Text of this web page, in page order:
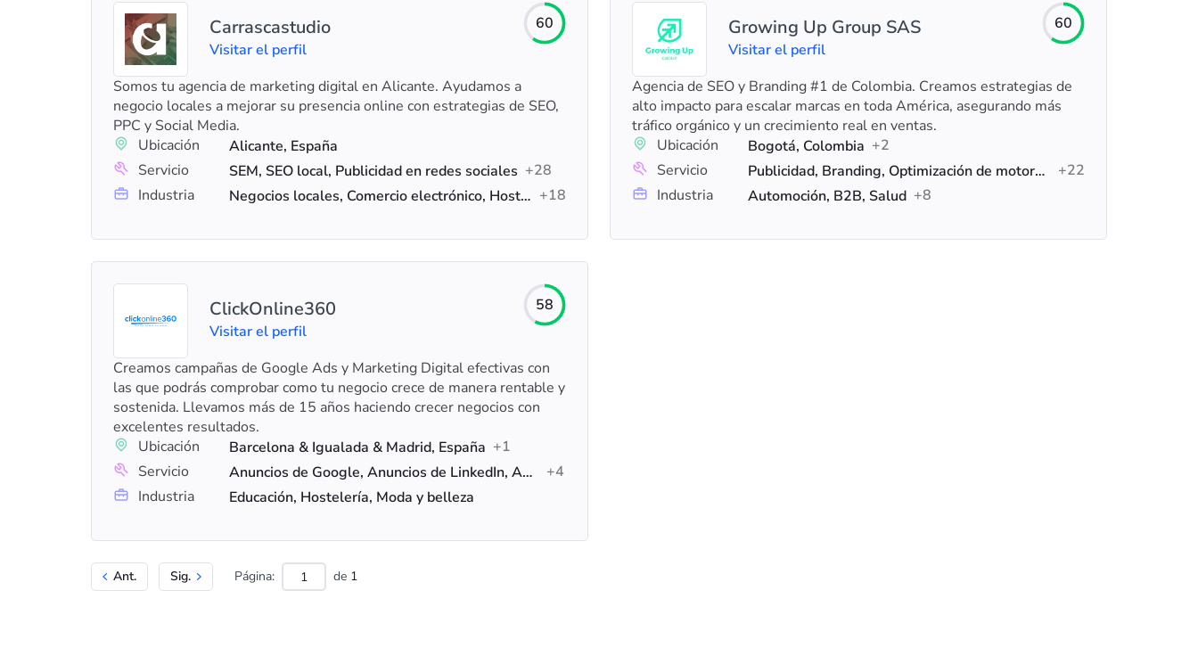
Carrascastudio
Visitar el perfil
60
Somos tu agencia de marketing digital en Alicante. Ayudamos a
negocio locales a mejorar su presencia online con estrategias de SEO,
PPC y Social Media.
Ubicación
Alicante, España
Servicio
SEM, SEO local, Publicidad en redes sociales +28
Industria
Negocios locales, Comercio electrónico, Hostelería +18
Growing Up Group SAS
Visitar el perfil
60
Agencia de SEO y Branding #1 de Colombia. Creamos estrategias de
alto impacto para escalar marcas en toda América, asegurando más
tráfico orgánico y un crecimiento real en ventas.
Ubicación
Bogotá, Colombia +2
Servicio
Publicidad, Branding, Optimización de motores de búsqueda (SEO)
+22
Industria
Automoción, B2B, Salud +8
ClickOnline360
Visitar el perfil
58
Creamos campañas de Google Ads y Marketing Digital efectivas con
las que podrás comprobar como tu negocio crece de manera rentable y
sostenida. Llevamos más de 15 años haciendo crecer negocios con
excelentes resultados.
Ubicación
Barcelona & Igualada & Madrid, España +1
Servicio
Anuncios de Google, Anuncios de LinkedIn, Anuncios de Facebook
+4
Industria
Educación, Hostelería, Moda y belleza
Ant. Sig. Página: de 1